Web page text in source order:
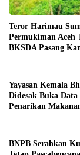
Teror Harimau
Permukiman Aceh
BKSDA Pasang
Yayasan Kemala
Didesak Buka Data
Penarikan
BNPB Serahkan